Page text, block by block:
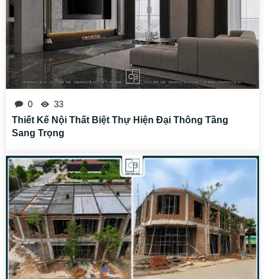
0
33
Thiết Kế Nội Thất Biệt Thự Hiện Đại Thông Tầng
Sang Trọng